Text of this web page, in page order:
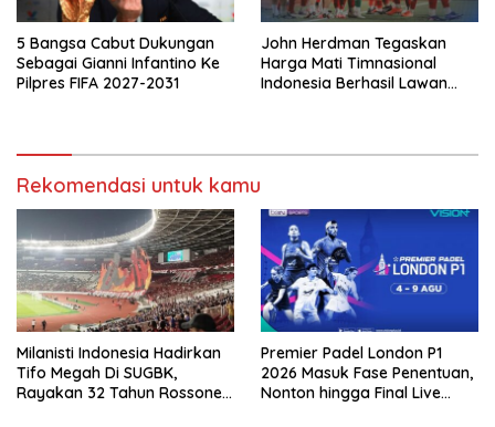
5 Bangsa Cabut Dukungan
Sebagai Gianni Infantino Ke
Pilpres FIFA 2027-2031
John Herdman Tegaskan
Harga Mati Timnasional
Indonesia Berhasil Lawan
Rekomendasi untuk kamu
Milanisti Indonesia Hadirkan
Tifo Megah Di SUGBK,
Rayakan 32 Tahun Rossoneri
Premier Padel London P1
2026 Masuk Fase Penentuan,
Nonton hingga Final Live